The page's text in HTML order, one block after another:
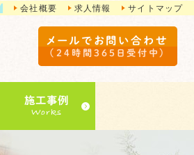
会社概要 求人情報 サイトマップ
メールでお問い合わせ
（24時間365日受付中）
施工事例